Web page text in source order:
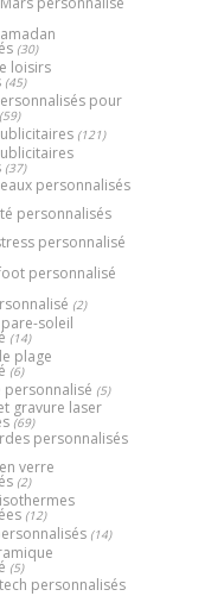
(30)
loisirs
(45)
pour
(59)
(121)
(37)
personnalisés
personnalisés
personnalisé
personnalisé
(2)
soleil
(14)
plage
(6)
personnalisé (5)
gravure laser
(69)
personnalisés
verre
(2)
(12)
(14)
(5)
personnalisés